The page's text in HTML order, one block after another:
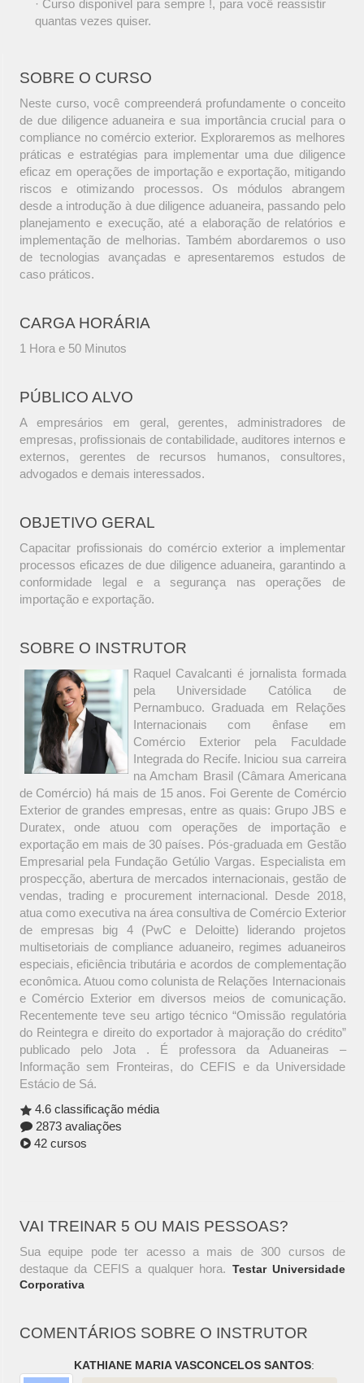
· Curso disponível para sempre !, para você reassistir
quantas vezes quiser.
SOBRE O CURSO
Neste curso, você compreenderá profundamente o conceito
de due diligence aduaneira e sua importância crucial para o
compliance no comércio exterior. Exploraremos as melhores
práticas e estratégias para implementar uma due diligence
eficaz em operações de importação e exportação, mitigando
riscos e otimizando processos. Os módulos abrangem
desde a introdução à due diligence aduaneira, passando pelo
planejamento e execução, até a elaboração de relatórios e
implementação de melhorias. Também abordaremos o uso
de tecnologias avançadas e apresentaremos estudos de
caso práticos.
CARGA HORÁRIA
1 Hora e 50 Minutos
PÚBLICO ALVO
A empresários em geral, gerentes, administradores de
empresas, profissionais de contabilidade, auditores internos e
externos, gerentes de recursos humanos, consultores,
advogados e demais interessados.
OBJETIVO GERAL
Capacitar profissionais do comércio exterior a implementar
processos eficazes de due diligence aduaneira, garantindo a
conformidade legal e a segurança nas operações de
importação e exportação.
SOBRE O INSTRUTOR
Raquel Cavalcanti é jornalista formada
pela Universidade Católica de
Pernambuco. Graduada em Relações
Internacionais com ênfase em
Comércio Exterior pela Faculdade
Integrada do Recife. Iniciou sua carreira
na Amcham Brasil (Câmara Americana
de Comércio) há mais de 15 anos. Foi Gerente de Comércio
Exterior de grandes empresas, entre as quais: Grupo JBS e
Duratex, onde atuou com operações de importação e
exportação em mais de 30 países. Pós-graduada em Gestão
Empresarial pela Fundação Getúlio Vargas. Especialista em
prospecção, abertura de mercados internacionais, gestão de
vendas, trading e procurement internacional. Desde 2018,
atua como executiva na área consultiva de Comércio Exterior
de empresas big 4 (PwC e Deloitte) liderando projetos
multisetoriais de compliance aduaneiro, regimes aduaneiros
especiais, eficiência tributária e acordos de complementação
econômica. Atuou como colunista de Relações Internacionais
e Comércio Exterior em diversos meios de comunicação.
Recentemente teve seu artigo técnico “Omissão regulatória
do Reintegra e direito do exportador à majoração do crédito”
publicado pelo Jota . É professora da Aduaneiras –
Informação sem Fronteiras, do CEFIS e da Universidade
Estácio de Sá.
4.6 classificação média
2873 avaliações
42 cursos
VAI TREINAR 5 OU MAIS PESSOAS?
Sua equipe pode ter acesso a mais de 300 cursos de
destaque da CEFIS a qualquer hora. Testar Universidade
Corporativa
COMENTÁRIOS SOBRE O INSTRUTOR
KATHIANE MARIA VASCONCELOS SANTOS: